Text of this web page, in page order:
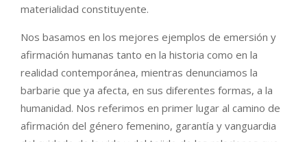
materialidad constituyente.
Nos basamos en los mejores ejemplos de emersión y
afirmación humanas tanto en la historia como en la
realidad contemporánea, mientras denunciamos la
barbarie que ya afecta, en sus diferentes formas, a la
humanidad. Nos referimos en primer lugar al camino de
afirmación del género femenino, garantía y vanguardia